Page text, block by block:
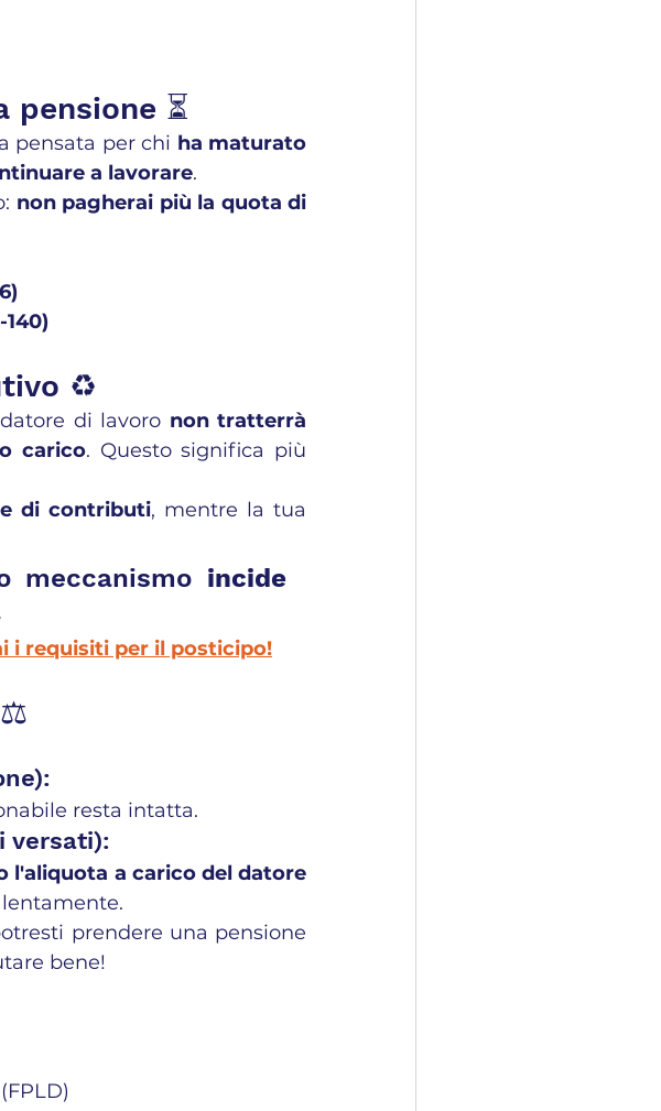
⏳
pensata per chi ha maturato
a lavorare.
non pagherai più la quota di
♻️
di lavoro non tratterrà
carico. Questo significa più
di contributi, mentre la tua
meccanismo incide
i requisiti per il posticipo!
⚖️
resta intatta.
versati):
l'aliquota a carico del datore
prendere una pensione
bene!
(FPLD)